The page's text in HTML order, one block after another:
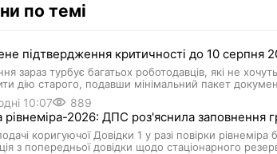
по темі
підтвердження критичності до 10 серпня
зараз турбує багатьох роботодавців, які не
дію старого, подавши мінімальний пакет
10:07 889
рівнеміра-2026: ДПС роз'яснила заповнення
коригуючої Довідки 1 у разі повірки
з попередньої довідки щодо стаціонарного